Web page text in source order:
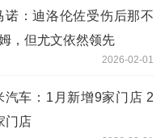
诺：迪洛伦佐受伤后那不
，但尤文依然领先
2026-02-01
汽车：1月新增9家门店 2
门店